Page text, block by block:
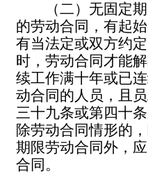
（二）无固定
的劳动合同，有起
有当法定或双方约
时，劳动合同才能
续工作满十年或已
动合同的人员，且
三十九条或第四十
除劳动合同情形的
期限劳动合同外，
合同。